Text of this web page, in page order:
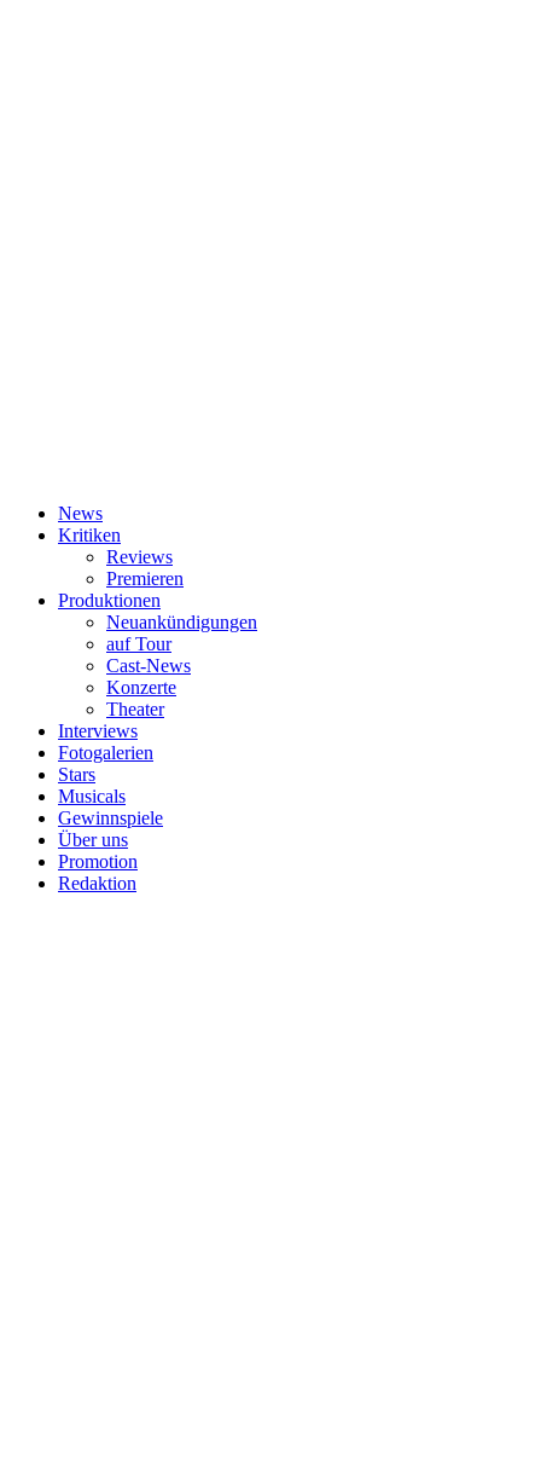
News
Kritiken
Reviews
Premieren
Produktionen
Neuankündigungen
auf Tour
Cast-News
Konzerte
Theater
Interviews
Fotogalerien
Stars
Musicals
Gewinnspiele
Über uns
Promotion
Redaktion